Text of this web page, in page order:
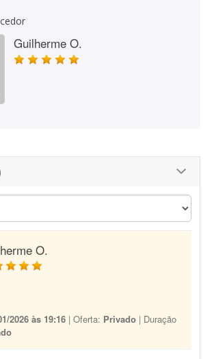
Guilherme O.
O.
2026 às 19:16 | Oferta: Privado | Duração